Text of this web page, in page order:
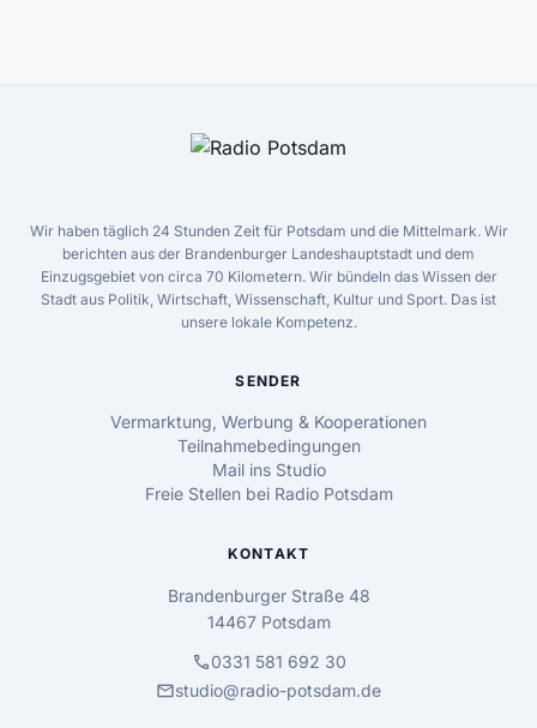
Wir haben täglich 24 Stunden Zeit für Potsdam und die Mittelmark. Wir
berichten aus der Brandenburger Landeshauptstadt und dem
Einzugsgebiet von circa 70 Kilometern. Wir bündeln das Wissen der
Stadt aus Politik, Wirtschaft, Wissenschaft, Kultur und Sport. Das ist
unsere lokale Kompetenz.
SENDER
Vermarktung, Werbung & Kooperationen
Teilnahmebedingungen
Mail ins Studio
Freie Stellen bei Radio Potsdam
KONTAKT
Brandenburger Straße 48
14467 Potsdam
call0331 581 692 30
mailstudio@radio-potsdam.de